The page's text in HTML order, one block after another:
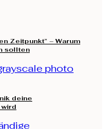
Zeitpunkt” – Warum
sollten
deine